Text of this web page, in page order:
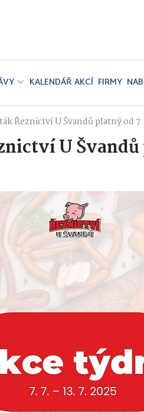
KALENDÁŘ AKCÍ FIRMY
Řeznictví U Švandů platný od 7.
U